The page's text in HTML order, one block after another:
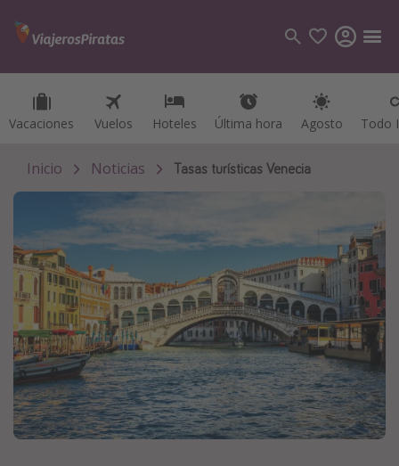
Vacaciones Vuelos Hoteles Última hora Agosto Todo
Vacaciones Vuelos Hoteles Última hora Agosto Todo
Categorías
Vuelos
Hoteles
Cruceros
Destinos
Todos los destinos
Tenerife
Grecia
Marruecos
Inicio Noticias Tasas turísticas Venecia